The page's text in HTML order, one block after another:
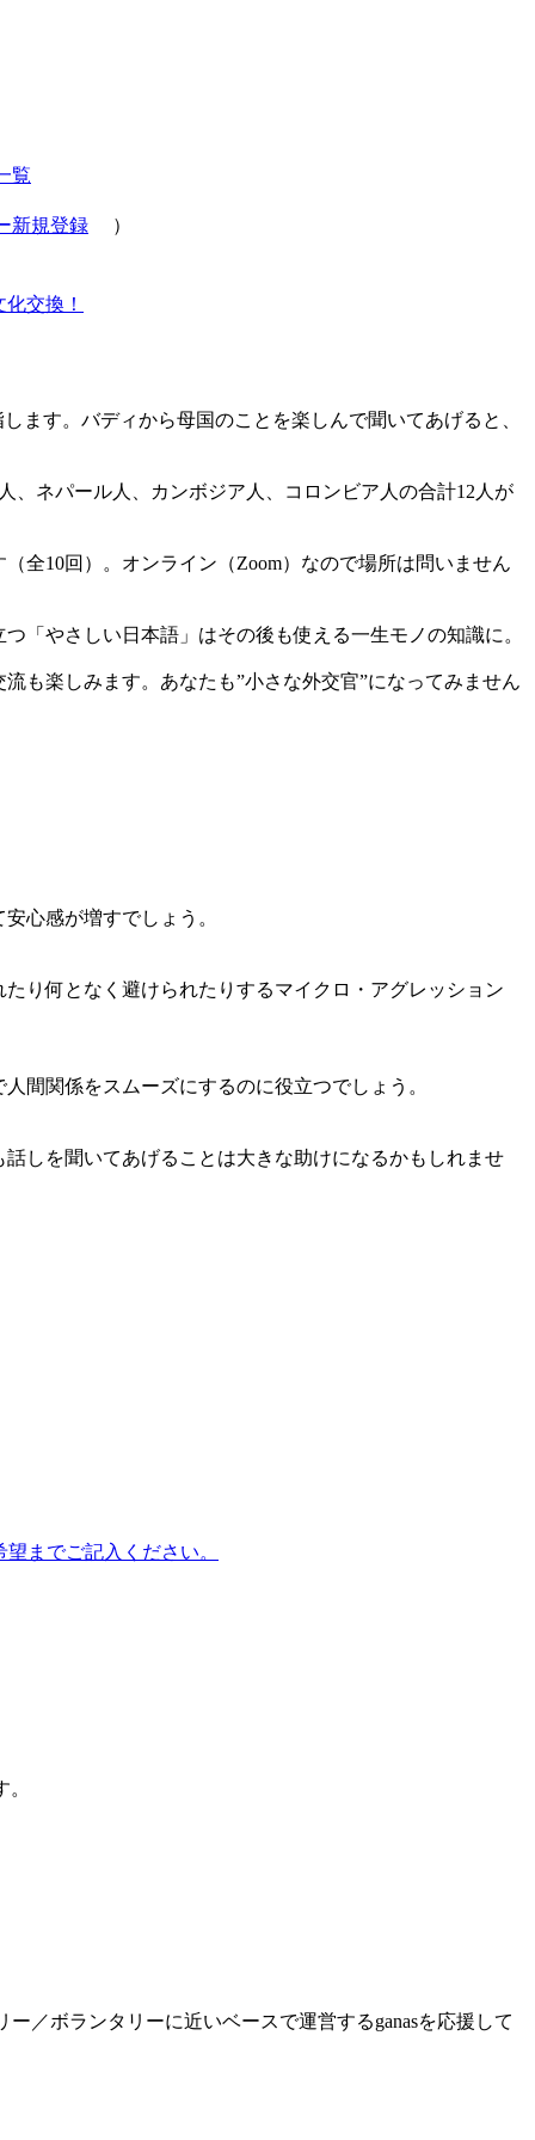
覧
新規登録 ）
交換！
ます。バディから母国のことを楽しんで聞いてあげると、
、ネパール人、カンボジア人、コロンビア人の合計12人が
全10回）。オンライン（Zoom）なので場所は問いません
「やさしい日本語」はその後も使える一生モノの知識に。
も楽しみます。あなたも”小さな外交官”になってみません
心感が増すでしょう。
り何となく避けられたりするマイクロ・アグレッション
間関係をスムーズにするのに役立つでしょう。
しを聞いてあげることは大きな助けになるかもしれませ
望までご記入ください。
／ボランタリーに近いベースで運営するganasを応援して